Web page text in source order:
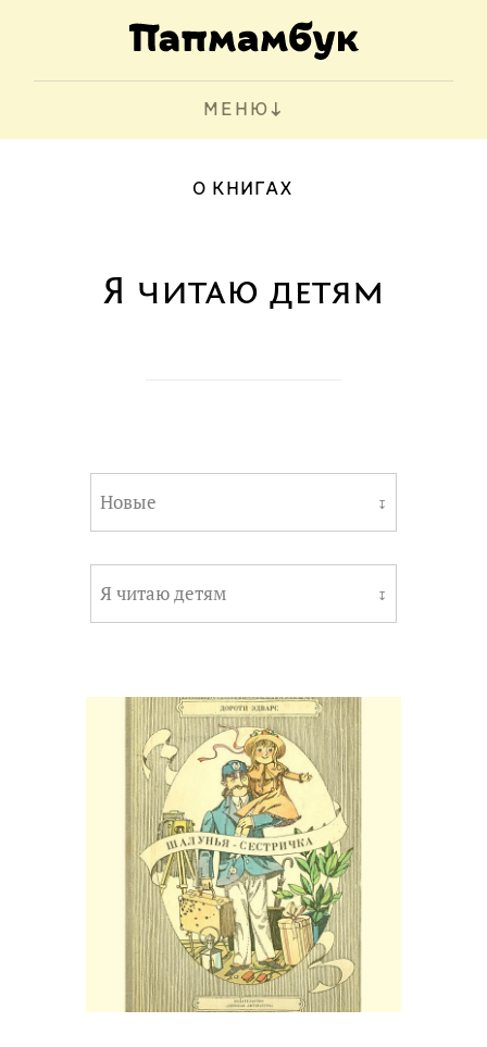
МЕНЮ
О КНИГАХ
Я читаю детям
Новые ↧
Я читаю детям ↧